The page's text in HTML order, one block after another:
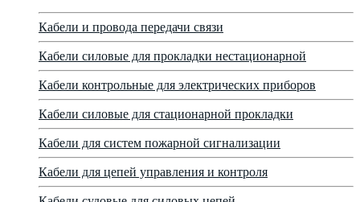
Кабели и провода передачи связи
Кабели силовые для прокладки нестационарной
Кабели контрольные для электрических приборов
Кабели силовые для стационарной прокладки
Кабели для систем пожарной сигнализации
Кабели для цепей управления и контроля